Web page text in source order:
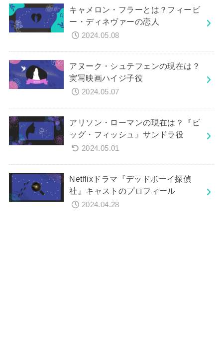
キャメロン・フラーとは？フィービ
ー・ディネヴァーの恋人
2024.05.08
アヌーク・シュテフェンの現在は？
実写映画ハイジ子役
2024.05.07
アリソン・ローマンの現在は？『ビ
ッグ・フィッシュ』サンドラ役
2024.05.01
Netflixドラマ『デッドボーイ探偵
社』キャストのプロフィール
2024.04.28